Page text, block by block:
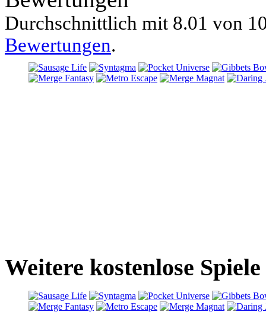
Durchschnittlich mit 8.01 von
Bewertungen.
Weitere kostenlose